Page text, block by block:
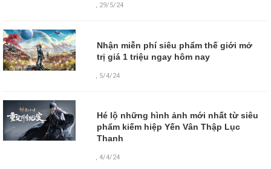
, 29/5/24
Nhận miễn phí siêu phẩm thế giới mở
trị giá 1 triệu ngay hôm nay
, 5/4/24
Hé lộ những hình ảnh mới nhất từ siêu
phẩm kiếm hiệp Yến Vân Thập Lục
Thanh
,4/4/24